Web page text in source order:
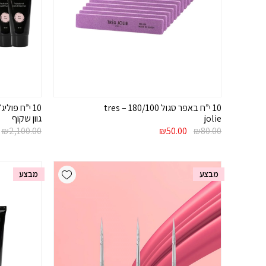
10 י”ח באפר סגול 180/100 – tres
jolie
₪80.00
המחיר
₪80.00.
₪50.00
₪50.00.
גוון שקוף
₪2,100.00
Add wishlist מבצע מבצע